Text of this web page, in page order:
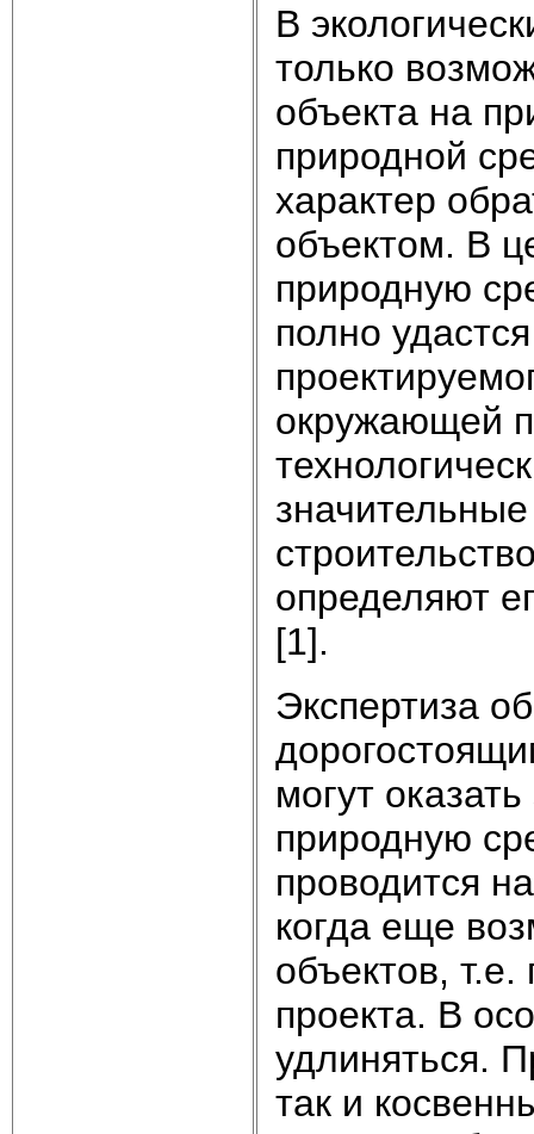
В
только
объекта на
природной
характер
объектом. В
природную
полно
окружающей
определяют
[1].
Экспертиза
могут
природную
проводится
когда еще
объектов,
проекта. В
удлиняться.
так и